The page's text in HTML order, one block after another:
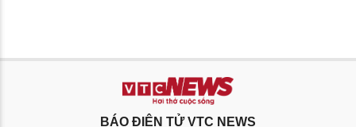
BÁO ĐIỆN TỬ VTC NEWS